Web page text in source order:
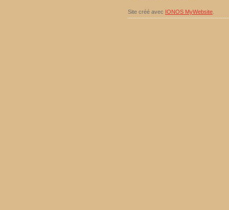
Site créé avec IONOS MyWebsite